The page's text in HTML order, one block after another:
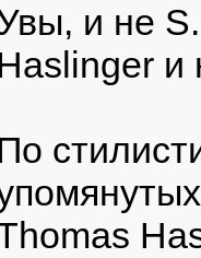
и не
и